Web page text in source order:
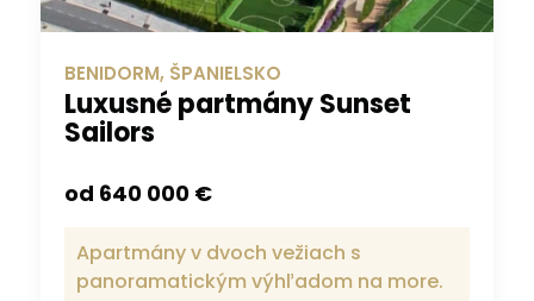
BENIDORM, ŠPANIELSKO
Luxusné partmány Sunset
Sailors
od 640 000 €
Apartmány v dvoch vežiach s
panoramatickým výhľadom na more.